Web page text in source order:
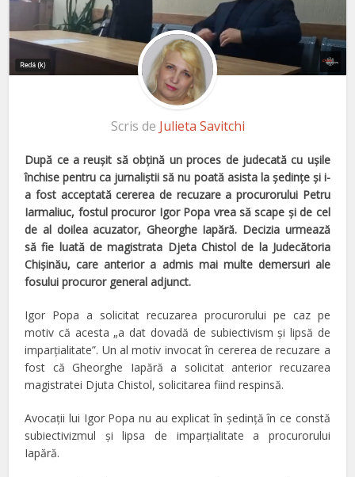
Scris de Julieta Savitchi
După ce a reuşit să obţină un proces de judecată cu uşile
închise pentru ca jurnaliştii să nu poată asista la şedinţe şi i-
a fost acceptată cererea de recuzare a procurorului Petru
Iarmaliuc, fostul procuror Igor Popa vrea să scape şi de cel
de al doilea acuzator, Gheorghe Iapără. Decizia urmează
să fie luată de magistrata Djeta Chistolde la Judecătoria
Chişinău, care anterior a admis mai multe demersuri ale
fosului procuror general adjunct.
Igor Popa a solicitat recuzarea procurorului pe caz pe
motiv că acesta „a dat dovadă de subiectivism şi lipsă de
imparţialitate”. Un al motiv invocat în cererea de recuzare a
fost că Gheorghe Iapără a solicitat anterior recuzarea
magistratei Djuta Chistol, solicitarea fiind respinsă.
Avocaţii lui Igor Popa nu au explicat în şedinţă în ce constă
subiectivizmul şi lipsa de imparţialitate a procurorului
Iapără.